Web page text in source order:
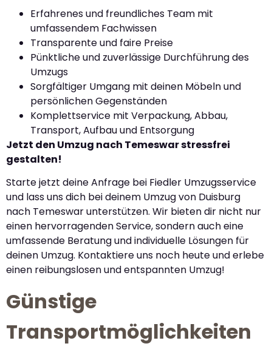
Erfahrenes und freundliches Team mit
umfassendem Fachwissen
Transparente und faire Preise
Pünktliche und zuverlässige Durchführung des
Umzugs
Sorgfältiger Umgang mit deinen Möbeln und
persönlichen Gegenständen
Komplettservice mit Verpackung, Abbau,
Transport, Aufbau und Entsorgung
Jetzt den Umzug nach Temeswar stressfrei
gestalten!
Starte jetzt deine Anfrage bei Fiedler Umzugsservice
und lass uns dich bei deinem Umzug von Duisburg
nach Temeswar unterstützen. Wir bieten dir nicht nur
einen hervorragenden Service, sondern auch eine
umfassende Beratung und individuelle Lösungen für
deinen Umzug. Kontaktiere uns noch heute und erlebe
einen reibungslosen und entspannten Umzug!
Günstige
Transportmöglichkeiten